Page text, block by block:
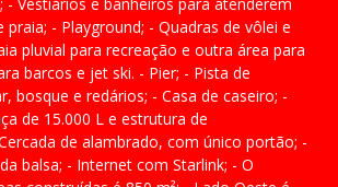
- Playground; - Quadras de vôlei e
pluvial para recreação e outra área para
barcos e jet ski. - Pier; - Pista de
bosque e redários; - Casa de caseiro; -
de 15.000 L e estrutura de
de alambrado, com único portão; -
balsa; - Internet com Starlink; - O